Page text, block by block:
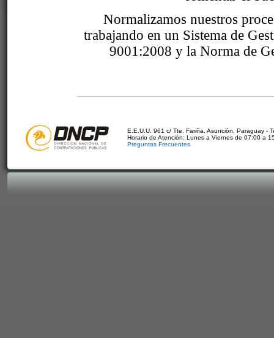
Normalizamos nuestros
trabajando en un Sistema de
9001:2008 y la Norma de
E.E.U.U. 961 c/ Tte. Fariña. Asunción, Paraguay -
Horario de Atención: Lunes a Viernes de 07:00 a
Preguntas Frecuentes